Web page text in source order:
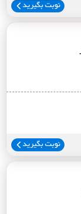
نوبت بگیرید
نوبت بگیرید